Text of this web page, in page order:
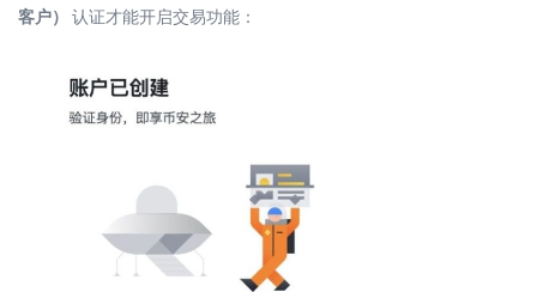
客户）
认证才能开启交易功能：